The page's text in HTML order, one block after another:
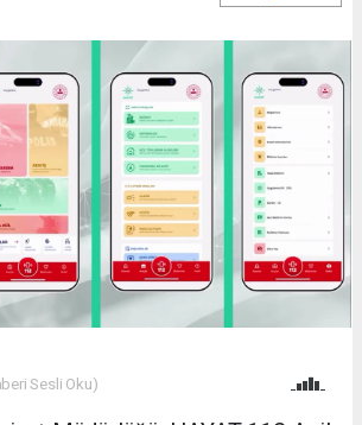
Sesli Oku)